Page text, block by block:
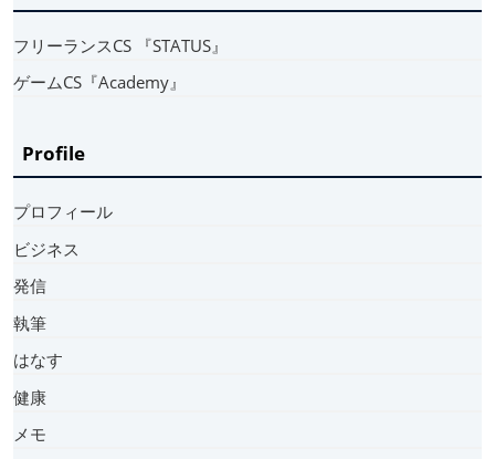
フリーランスCS 『STATUS』
ゲームCS『Academy』
Profile
プロフィール
ビジネス
発信
執筆
はなす
健康
メモ